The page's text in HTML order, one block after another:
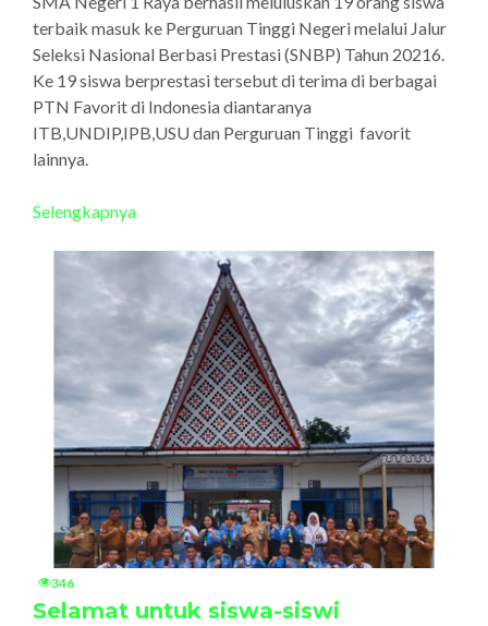
terbaik masuk ke Perguruan Tinggi Negeri melalui Jalur
Seleksi Nasional Berbasi Prestasi (SNBP) Tahun 20216.
Ke 19 siswa berprestasi tersebut di terima di berbagai
PTN Favorit di Indonesia diantaranya
ITB,UNDIP,IPB,USU dan Perguruan Tinggi favorit
lainnya.
Selengkapnya
346
Selamat untuk siswa-siswi